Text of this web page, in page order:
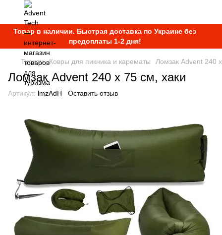
Товар в наличии. Быстрая доставка по Украине без
предоплаты 1-2 дня!
Туризм Ковры для пикника и карематы Ломзак Advent 240
Ломзак Advent 240 х 75 см, хаки
Артикул: lmzAdH Оставить отзыв